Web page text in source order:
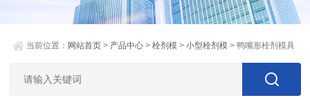
当前位置： 网站首页 > 产品中心 >栓剂模 >小型栓剂模 > 鸭嘴形栓剂模具